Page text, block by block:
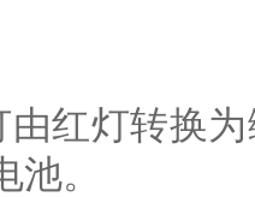
红灯转换
。